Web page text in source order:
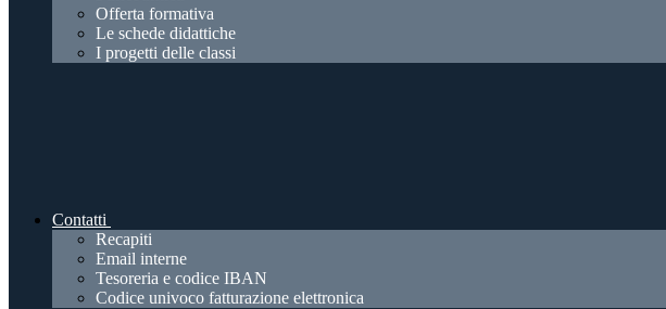
Offerta formativa
Le schede didattiche
I progetti delle classi
Contatti
Recapiti
Email interne
Tesoreria e codice IBAN
Codice univoco fatturazione elettronica